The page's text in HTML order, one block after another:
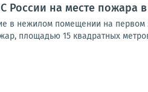
России на месте пожара
в нежилом помещении на
площадью 15 квадратных